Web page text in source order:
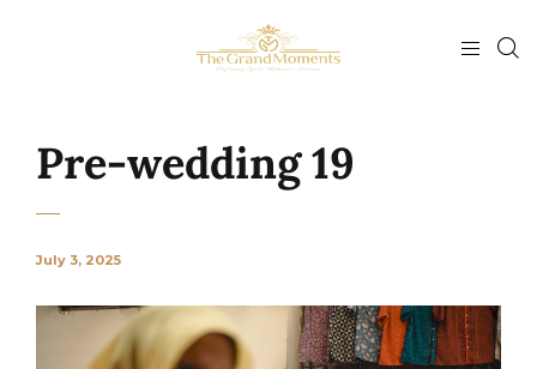
Pre-wedding 19
July 3, 2025